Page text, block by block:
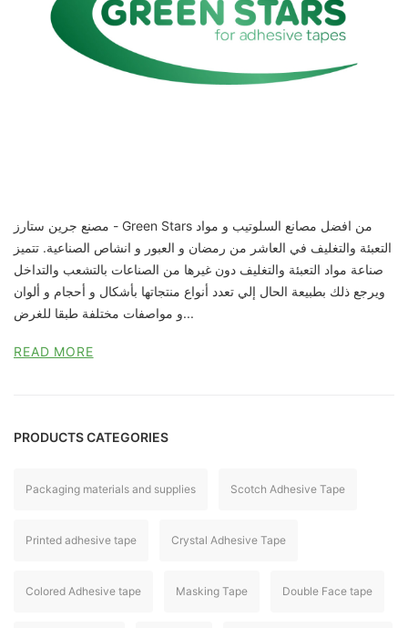
مصنع جرين ستارز - Green Stars من افضل مصانع السلوتيب و مواد
التعبئة والتغليف في العاشر من رمضان و العبور و انشاص الصناعية. تتميز
صناعة مواد التعبئة والتغليف دون غيرها من الصناعات بالتشعب والتداخل
ويرجع ذلك بطبيعة الحال إلي تعدد أنواع منتجاتها بأشكال و أحجام و ألوان
و مواصفات مختلفة طبقا للغرض...
READ MORE
PRODUCTS CATEGORIES
Packaging materials and supplies Scotch Adhesive Tape
Printed adhesive tape Crystal Adhesive Tape
Colored Adhesive tape Masking Tape Double Face tape